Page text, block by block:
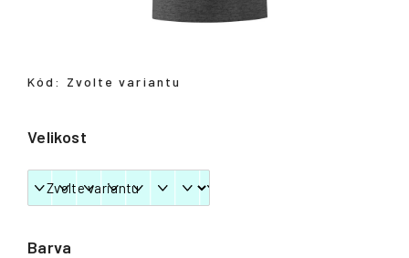
Barva
Velikost
Kód: Zvolte variantu